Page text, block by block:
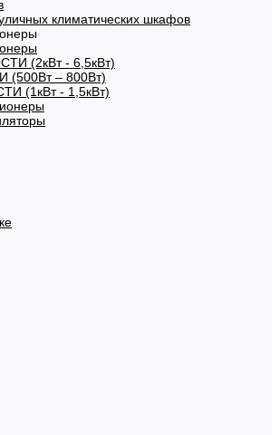
климатических шкафов
(2кВт - 6,5кВт)
– 800Вт)
(1кВт - 1,5кВт)